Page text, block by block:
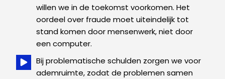
willen we in de toekomst voorkomen. Het
oordeel over fraude moet uiteindelijk tot
stand komen door mensenwerk, niet door
een computer.
Bij problematische schulden zorgen we voor
ademruimte, zodat de problemen samen